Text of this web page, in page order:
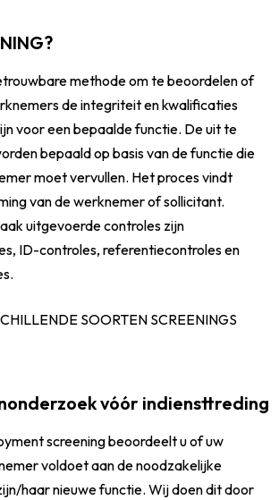
methode om te beoordelen of
de integriteit en kwalificaties
voor een bepaalde functie. De uit te
bepaald op basis van de functie die
moet vervullen. Het proces vindt
van de werknemer of sollicitant.
uitgevoerde controles zijn
, ID-controles, referentiecontroles en
.
SOORTEN SCREENINGS
vóór indiensttreding
screening beoordeelt u of uw
voldoet aan de noodzakelijke
haar nieuwe functie. Wij doen dit door